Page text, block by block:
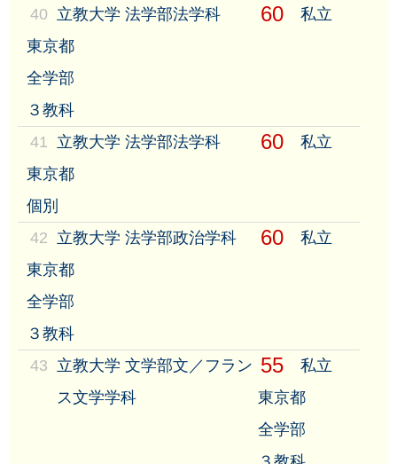
40 立教大学 法学部法学科 60
私立
東京都
全学部
３教科
41
立教大学 法学部法学科 60
私立
東京都
個別
42 立教大学 法学部政治学科 60
私立
東京都
全学部
３教科
43 立教大学 文学部文／フラン
ス文学学科
55
私立
東京都
全学部